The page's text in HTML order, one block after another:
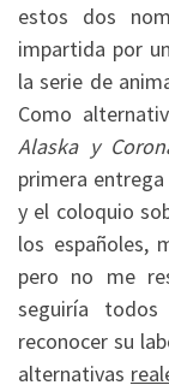
estos dos
impartida por
la serie de
Como
Alaska y
primera
y el coloquio
los españoles,
pero no me
seguiría
reconocer su
alternativas